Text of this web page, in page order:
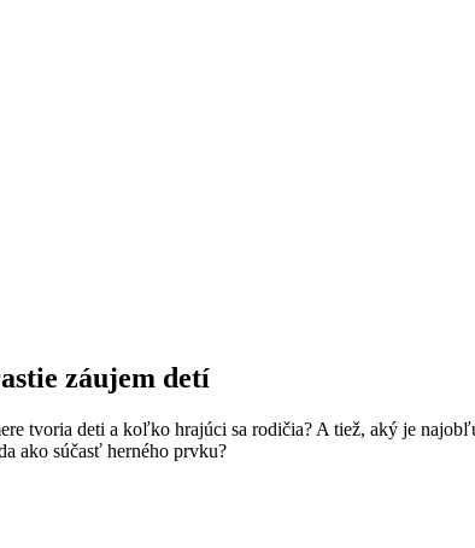
záujem detí
tvoria deti a koľko hrajúci sa rodičia? A tiež, aký je
ako súčasť herného prvku?